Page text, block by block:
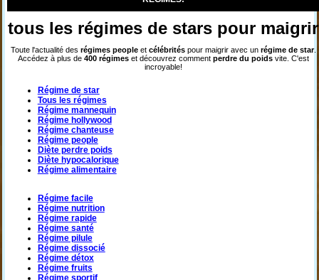
tous les régimes de stars pour maigrir
Toute l'actualité des régimes people et célébritéspour maigrir avec un régime de star.
Accédez à plus de 400 régimes et découvrez comment perdre du poids vite. C'est
incroyable!
Régime de star
Tous les régimes
Régime mannequin
Régime hollywood
Régime chanteuse
Régime people
Diète perdre poids
Diète hypocalorique
Régime alimentaire
Régime facile
Régime nutrition
Régime rapide
Régime santé
Régime pilule
Régime dissocié
Régime détox
Régime fruits
Régime sportif